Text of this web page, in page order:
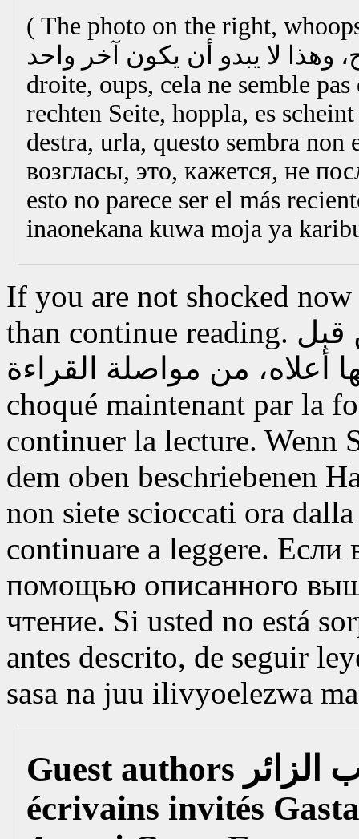
( The photo on the right,
droite, oups, cela ne semble
rechten Seite, hoppla, es
destra, urla, questo sembra
возгласы, это, кажется, не
esto no parece ser el más
inaonekana kuwa moja ya
If you are not shocked
than continue reading. قبل
choqué maintenant par la
continuer la lecture. Wenn
dem oben beschriebenen
non siete scioccati ora
continuare a leggere. Если
помощью описанного
чтение. Si usted no está
antes descrito, de seguir
sasa na juu ilivyoelezwa
Guest authors
écrivains invités